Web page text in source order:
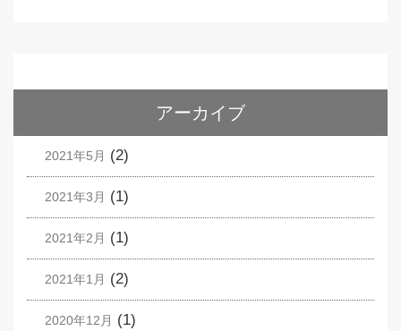
アーカイブ
2021年5月 (2)
2021年3月 (1)
2021年2月 (1)
2021年1月 (2)
2020年12月 (1)